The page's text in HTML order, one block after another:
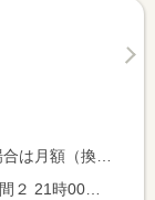
間額を表示しています。
就業時間１ 17時00分〜21時00分 就業時間２ 21時00分〜0時00分 就業時間に関する特記事項 ＊休憩時間は就業時間に応じて法定どおり付与します。 <BR> ＊勤務時間、勤務日はご相談ください。 <BR> ＊２２時以降は１８歳以上の方のみとなります。